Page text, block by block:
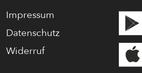
Impressum
Datenschutz
Widerruf